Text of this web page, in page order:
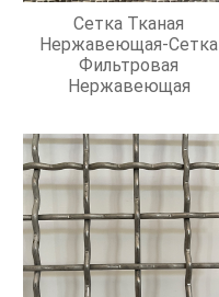
Сетка Тканая
Нержавеющая-Сетка
Фильтровая
Нержавеющая